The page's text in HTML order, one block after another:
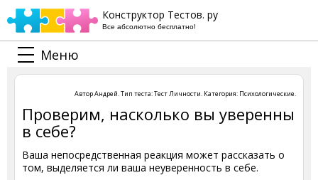
Конструктор Тестов. ру
Все абсолютно бесплатно!
Меню
АвторАндрей. Тип теста:Тест Личности. Категория: Психологические.
Проверим, насколько вы уверенны
в себе?
Ваша непосредственная реакция может рассказать о
том, выделяется ли ваша неуверенность в себе.